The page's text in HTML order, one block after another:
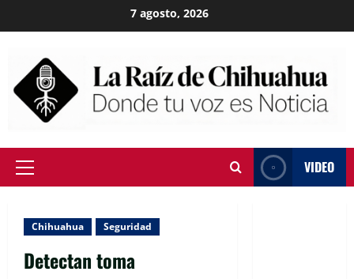
to
7 agosto, 2026
Primary
VIDEO
Chihuahua Seguridad
Detectan toma